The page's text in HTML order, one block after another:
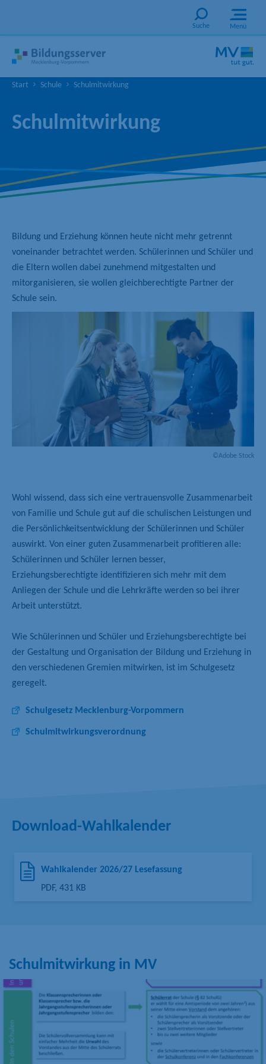
Suche Menü
Start Schule Schulmitwirkung
Schulmitwirkung
Bildung und Erziehung können heute nicht mehr getrennt
voneinander betrachtet werden. Schülerinnen und Schüler und
die Eltern wollen dabei zunehmend mitgestalten und
mitorganisieren, sie wollen gleichberechtigte Partner der
Schule sein.
©Adobe Stock
Wohl wissend, dass sich eine vertrauensvolle Zusammenarbeit
von Familie und Schule gut auf die schulischen Leistungen und
die Persönlichkeitsentwicklung der Schülerinnen und Schüler
auswirkt. Von einer guten Zusammenarbeit profitieren alle:
Schülerinnen und Schüler lernen besser,
Erziehungsberechtigte identifizieren sich mehr mit dem
Anliegen der Schule und die Lehrkräfte werden so bei ihrer
Arbeit unterstützt.
Wie Schülerinnen und Schüler und Erziehungsberechtigte bei
der Gestaltung und Organisation der Bildung und Erziehung in
den verschiedenen Gremien mitwirken, ist im Schulgesetz
geregelt.
Schulgesetz Mecklenburg-Vorpommern
Schulmitwirkungsverordnung
Download-Wahlkalender
Wahlkalender 2026/27 Lesefassung
PDF, 431 KB
Schulmitwirkung in MV